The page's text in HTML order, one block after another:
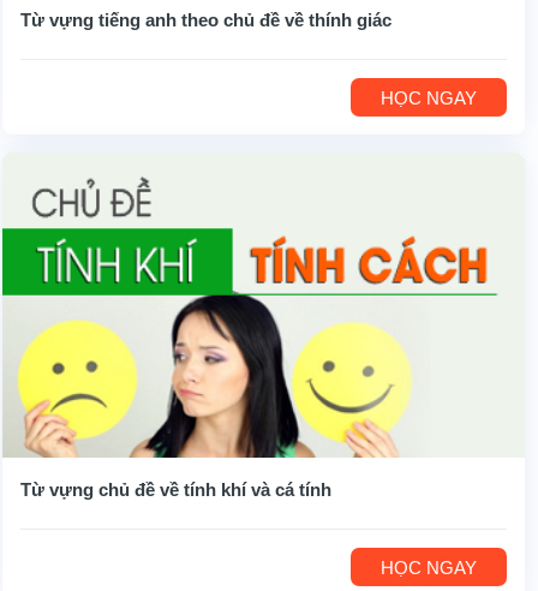
Từ vựng tiếng anh theo chủ đề về thính giác
HỌC NGAY
Từ vựng chủ đề về tính khí và cá tính
HỌC NGAY